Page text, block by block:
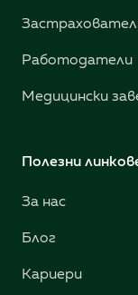
Работодатели
Медицински
Полезни
За нас
Блог
Кариери